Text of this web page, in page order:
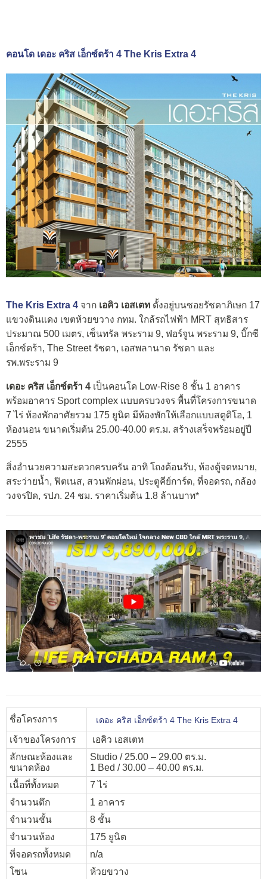
คอนโด เดอะ คริส เอ็กซ์ตร้า 4 The Kris Extra 4
The Kris Extra 4 จาก เอคิว เอสเตท ตั้งอยู่บนซอยรัชดาภิเษก 17
แขวงดินแดง เขตห้วยขวาง กทม. ใกล้รถไฟฟ้า MRT สุทธิสาร
ประมาณ 500 เมตร, เซ็นทรัล พระราม 9, ฟอร์จูน พระราม 9, บิ๊กซี
เอ็กซ์ตร้า, The Street รัชดา, เอสพลานาด รัชดา และ
รพ.พระราม 9
เดอะ คริส เอ็กซ์ตร้า 4 เป็นคอนโด Low-Rise 8 ชั้น 1 อาคาร
พร้อมอาคาร Sport complex แบบครบวงจร พื้นที่โครงการขนาด
7 ไร่ ห้องพักอาศัยรวม 175 ยูนิต มีห้องพักให้เลือกแบบสตูดิโอ, 1
ห้องนอน ขนาดเริ่มต้น 25.00-40.00 ตร.ม. สร้างเสร็จพร้อมอยู่ปี
2555
สิ่งอำนวยความสะดวกครบครัน อาทิ โถงต้อนรับ, ห้องตู้จดหมาย,
สระว่ายน้ำ, ฟิตเนส, สวนพักผ่อน, ประตูคีย์การ์ด, ที่จอดรถ, กล้อง
วงจรปิด, รปภ. 24 ชม. ราคาเริ่มต้น 1.8 ล้านบาท*
ชื่อโครงการ เดอะ คริส เอ็กซ์ตร้า 4 The Kris Extra 4
เจ้าของโครงการ
เอคิว เอสเตท
ลักษณะห้องและ
ขนาดห้อง
Studio / 25.00 – 29.00 ตร.ม.
1 Bed / 30.00 – 40.00 ตร.ม.
เนื้อที่ทั้งหมด
7 ไร่
จำนวนตึก
1 อาคาร
จำนวนชั้น
8 ชั้น
จำนวนห้อง
175 ยูนิต
ที่จอดรถทั้งหมด
n/a
โซน
ห้วยขวาง